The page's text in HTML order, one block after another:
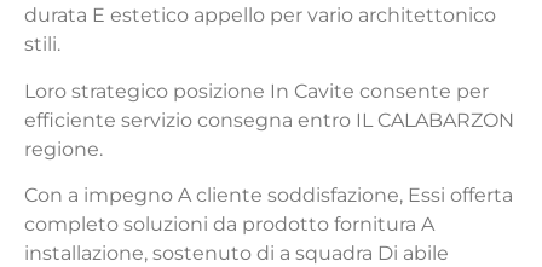
durata E estetico appello per vario architettonico
stili.
Loro strategico posizione In Cavite consente per
efficiente servizio consegna entro IL CALABARZON
regione.
Con a impegno Acliente soddisfazione, Essi offerta
completo soluzioni da prodotto fornitura A
installazione, sostenuto di a squadra Di abile